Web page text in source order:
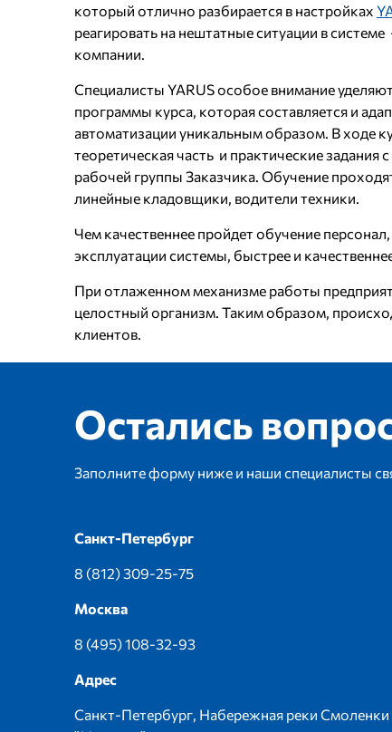
который отлично разбирается в настройках
реагировать на нештатные ситуации в
компании.
Специалисты YARUS особое внимание
программы курса, которая составляется и
автоматизации уникальным образом. В ходе
теоретическая часть и практические задания
рабочей группы Заказчика. Обучение
линейные кладовщики, водители техники.
Чем качественнее пройдет обучение
эксплуатации системы, быстрее и
При отлаженном механизме работы
целостный организм. Таким образом,
клиентов.
Остались
Заполните форму ниже и наши специалисты
Санкт-Петербург
8 (812) 309-25-75
Москва
8 (495) 108-32-93
Адрес
Санкт-Петербург, Набережная реки Смоленки